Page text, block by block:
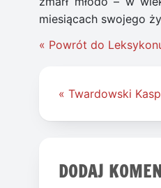
miesiącach swojego
« Powrót do
Nawigacja
« Twardowski
DODAJ